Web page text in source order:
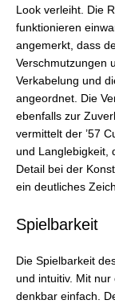
Look verleiht. Die
funktionieren
angemerkt, dass
Verschmutzungen
Verkabelung und
angeordnet. Die
ebenfalls zur
vermittelt der ’57
und Langlebigkeit,
Detail bei der
ein deutliches
Spielbarkeit
Die Spielbarkeit
und intuitiv. Mit
denkbar einfach.